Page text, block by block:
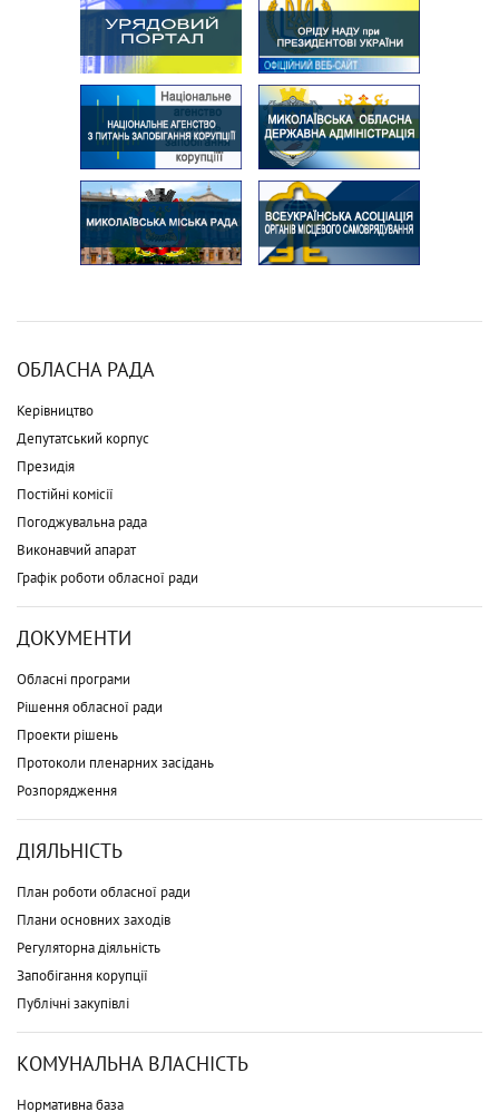
ОБЛАСНА РАДА
Керівництво
Депутатський корпус
Президія
Постійні комісії
Погоджувальна рада
Виконавчий апарат
Графік роботи обласної ради
ДОКУМЕНТИ
Обласні програми
Рішення обласної ради
Проекти рішень
Протоколи пленарних засідань
Розпорядження
ДІЯЛЬНІСТЬ
План роботи обласної ради
Плани основних заходів
Регуляторна діяльність
Запобігання корупції
Публічні закупівлі
КОМУНАЛЬНА ВЛАСНІСТЬ
Нормативна база